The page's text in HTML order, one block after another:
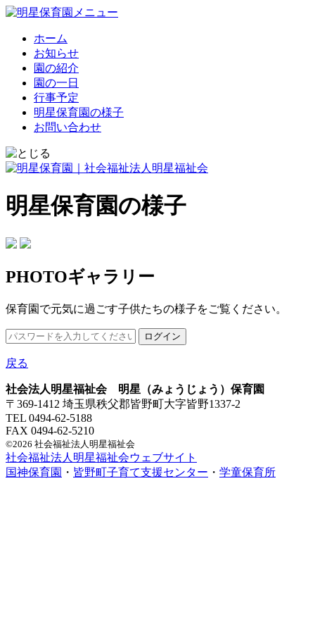
ホーム
お知らせ
園の紹介
園の一日
行事予定
明星保育園の様子
お問い合わせ
明星保育園の様子
PHOTOギャラリー
保育園で元気に過ごす子供たちの様子をご覧ください。
戻る
社会法人明星福祉会 明星（みょうじょう）保育園
〒369-1412 埼玉県秩父郡皆野町大字皆野1337-2
TEL 0494-62-5188
FAX 0494-62-5210
©2026 社会福祉法人明星福祉会
社会福祉法人明星福祉会ウェブサイト
国神保育園 ・ 皆野町子育て支援センター ・ 学童保育所